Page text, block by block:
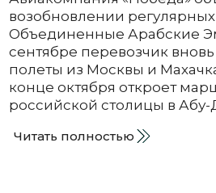
возобновлении
Объединенные Арабские
сентябре перевозчик
полеты из Москвы и
конце октября откроет
российской столицы в Абу-
Читать полностью